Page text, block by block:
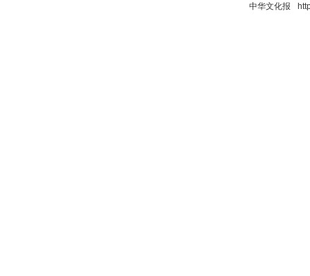
中华文化报